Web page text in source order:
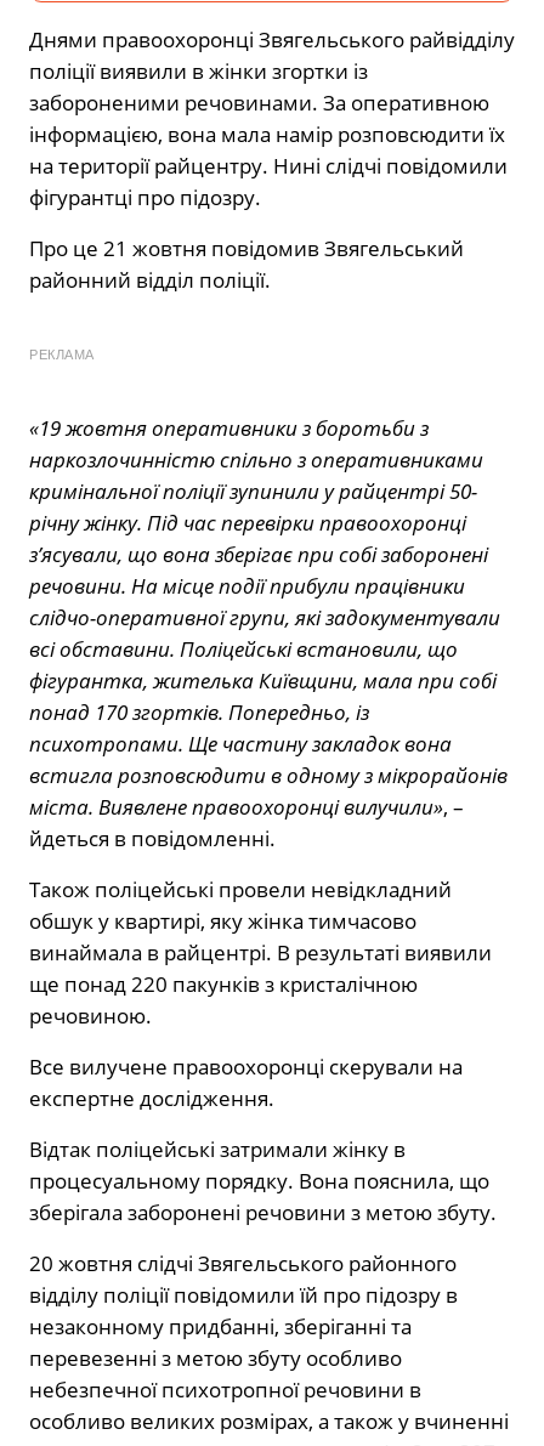
Днями правоохоронці Звягельського райвідділу
поліції виявили в жінки згортки із
забороненими речовинами. За оперативною
інформацією, вона мала намір розповсюдити їх
на території райцентру. Нині слідчі повідомили
фігурантці про підозру.
Про це 21 жовтня повідомив Звягельський
районний відділ поліції.
РЕКЛАМА
«19 жовтня оперативники з боротьби з
наркозлочинністю спільно з оперативниками
кримінальної поліції зупинили у райцентрі 50-
річну жінку. Під час перевірки правоохоронці
з’ясували, що вона зберігає при собі заборонені
речовини. На місце події прибули працівники
слідчо-оперативної групи, які задокументували
всі обставини. Поліцейські встановили, що
фігурантка, жителька Київщини, мала при собі
понад 170 згортків. Попередньо, із
психотропами. Ще частину закладок вона
встигла розповсюдити в одному з мікрорайонів
міста. Виявлене правоохоронці вилучили», –
йдеться в повідомленні.
Також поліцейські провели невідкладний
обшук у квартирі, яку жінка тимчасово
винаймала в райцентрі. В результаті виявили
ще понад 220 пакунків з кристалічною
речовиною.
Все вилучене правоохоронці скерували на
експертне дослідження.
Відтак поліцейські затримали жінку в
процесуальному порядку. Вона пояснила, що
зберігала заборонені речовини з метою збуту.
20 жовтня слідчі Звягельського районного
відділу поліції повідомили їй про підозру в
незаконному придбанні, зберіганні та
перевезенні з метою збуту особливо
небезпечної психотропної речовини в
особливо великих розмірах, а також у вчиненні